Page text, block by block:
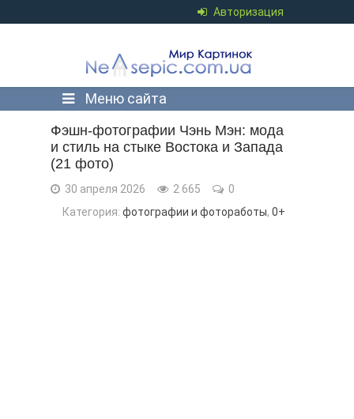
Авторизация
Меню сайта
Фэшн-фотографии Чэнь Мэн: мода
и стиль на стыке Востока и Запада
(21 фото)
30 апреля 2026 2 665
0
Категория: фотографии и фотоработы, 0+